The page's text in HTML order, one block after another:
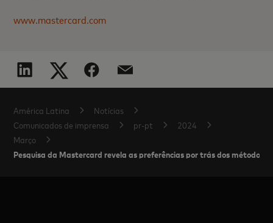
www.mastercard.com
América Latina
Notícias
Comunicados de imprensa
pr-pt
2024
Março
Pesquisa da Mastercard revela as preferências por trás dos métodos